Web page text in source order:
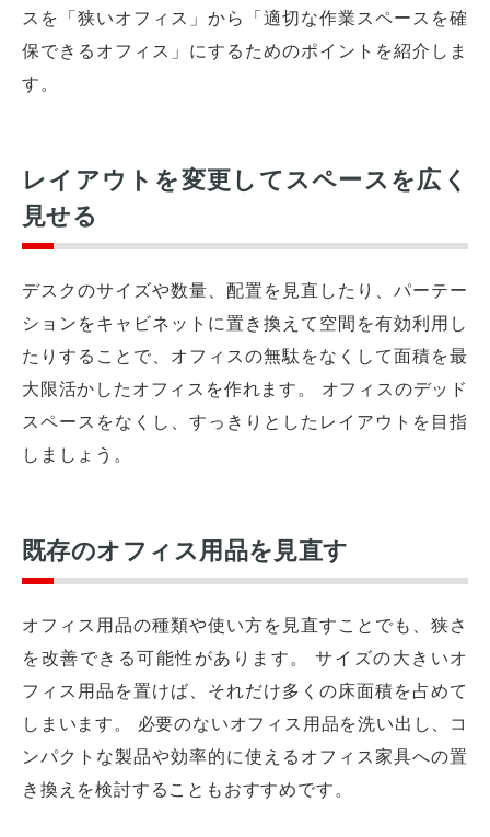
スを「狭いオフィス」から「適切な作業スペースを確
保できるオフィス」にするためのポイントを紹介しま
す。
レイアウトを変更してスペースを広く
見せる
デスクのサイズや数量、配置を見直したり、パーテー
ションをキャビネットに置き換えて空間を有効利用し
たりすることで、オフィスの無駄をなくして面積を最
大限活かしたオフィスを作れます。 オフィスのデッド
スペースをなくし、すっきりとしたレイアウトを目指
しましょう。
既存のオフィス用品を見直す
オフィス用品の種類や使い方を見直すことでも、狭さ
を改善できる可能性があります。 サイズの大きいオ
フィス用品を置けば、それだけ多くの床面積を占めて
しまいます。 必要のないオフィス用品を洗い出し、コ
ンパクトな製品や効率的に使えるオフィス家具への置
き換えを検討することもおすすめです。